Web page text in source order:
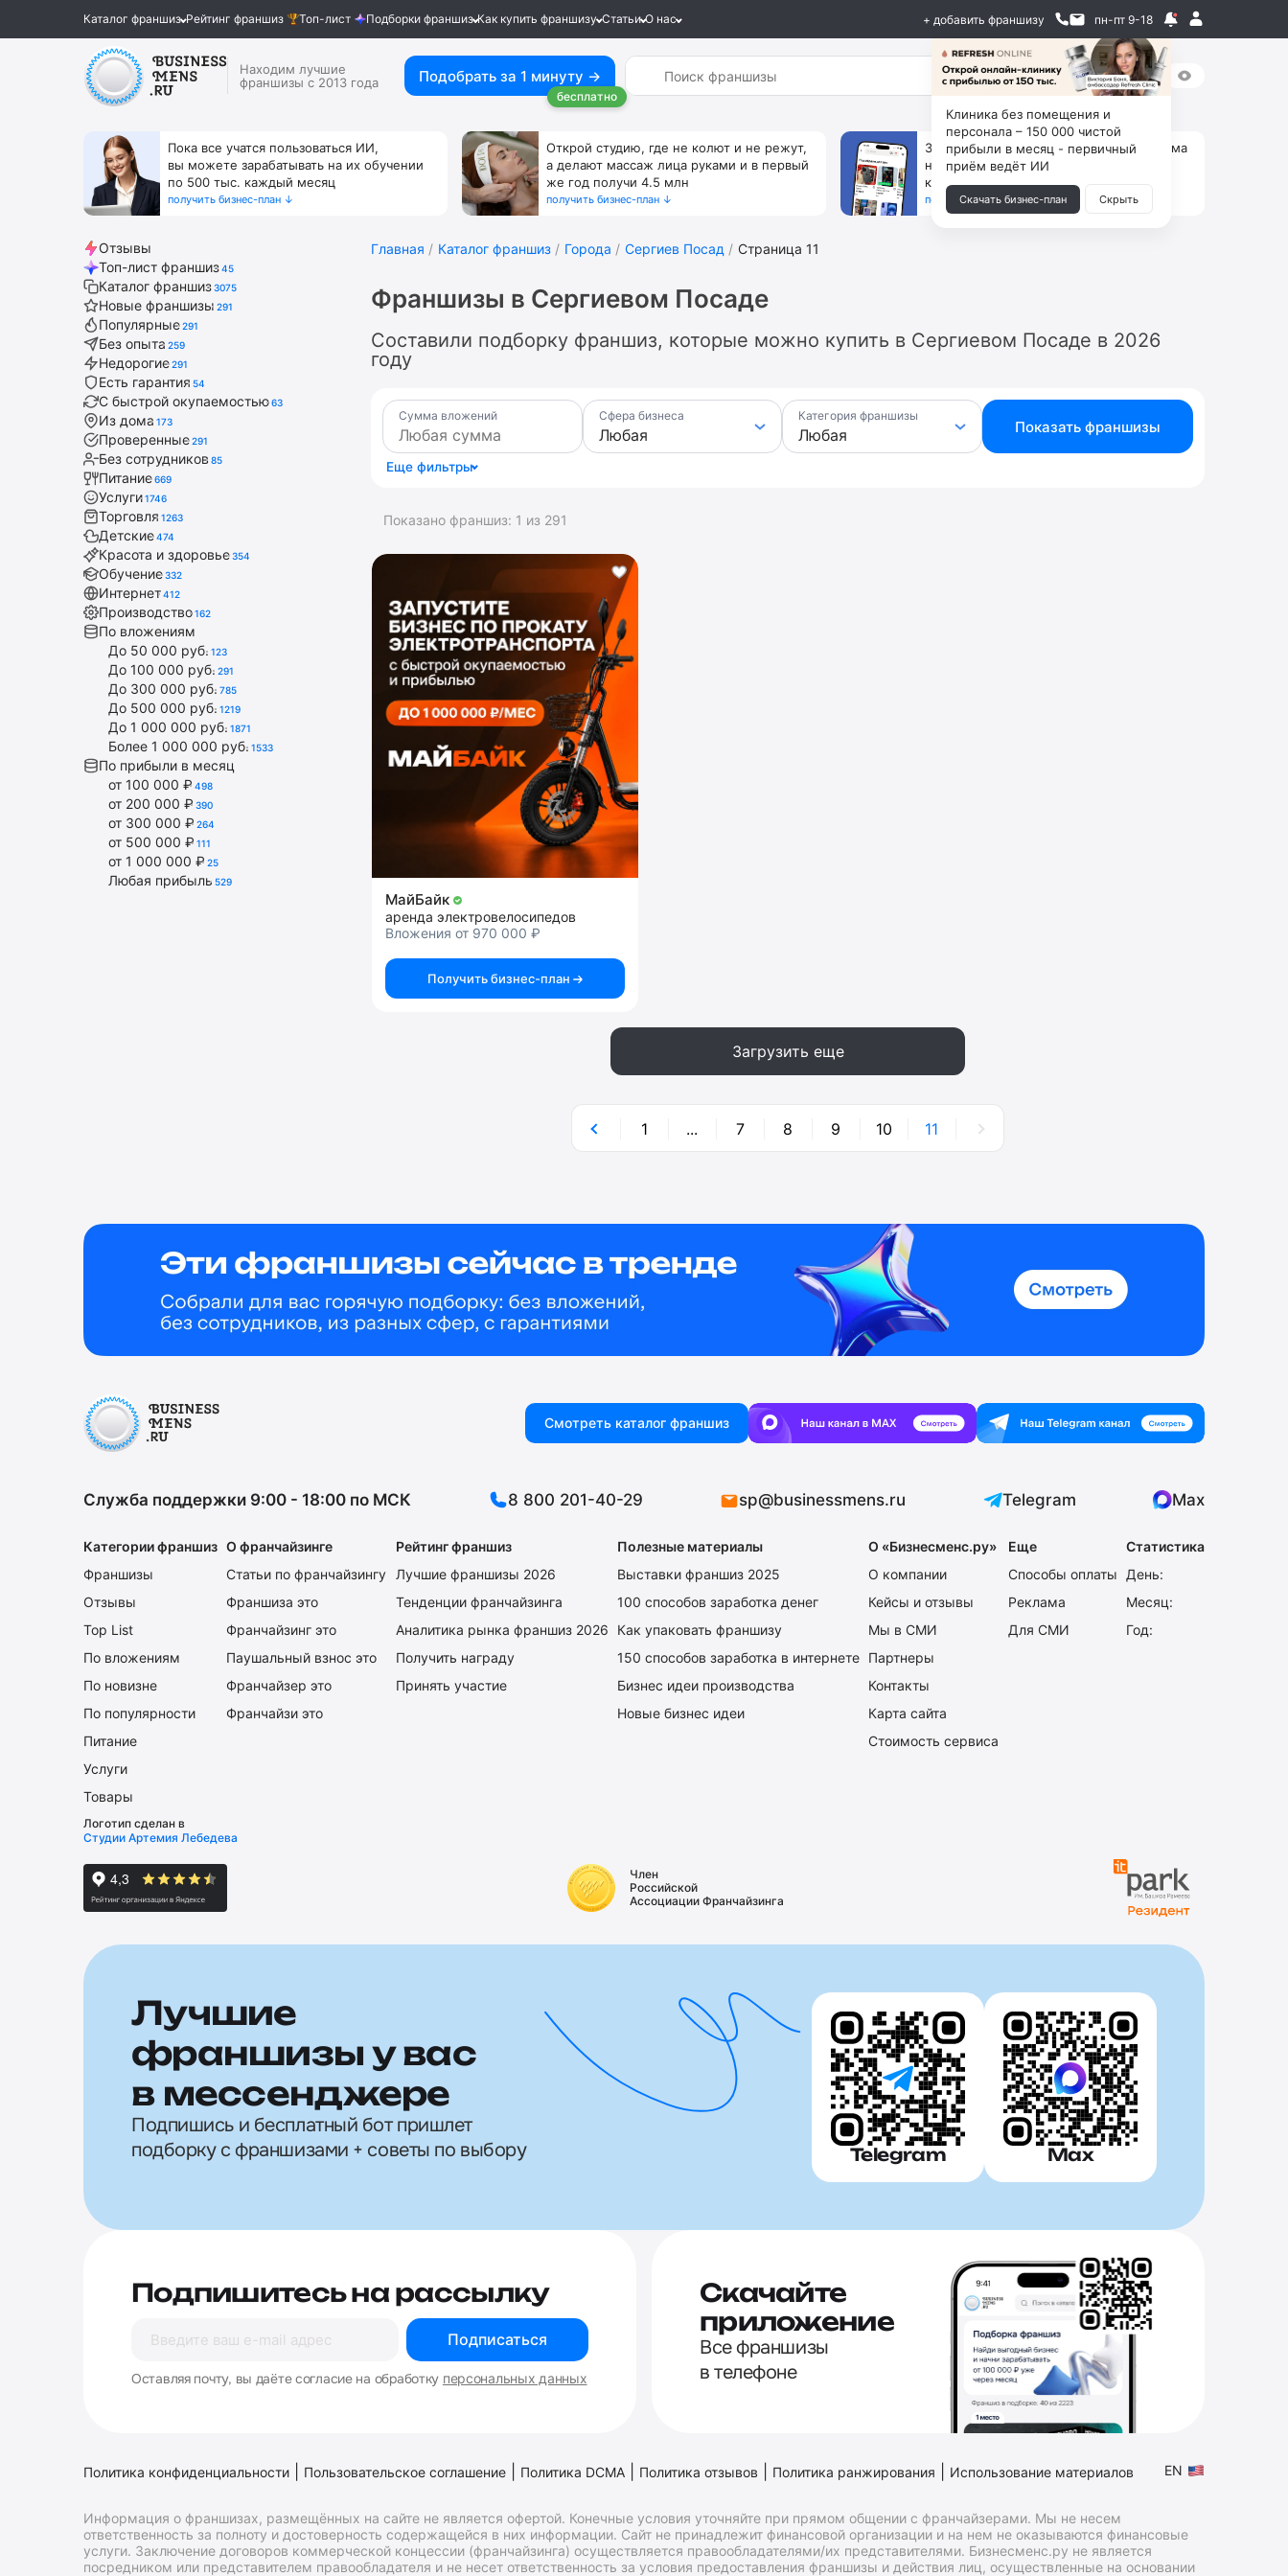
Каталог франшиз Рейтинг франшиз Топ-лист Подборки франшиз Как купить франшизу Статьи О нас + добавить франшизу пн-пт 9-18
Находим лучшие
франшизы с 2013 года
Подобрать за 1 минуту →
бесплатно
Пока все учатся пользоваться ИИ,
вы можете зарабатывать на их обучении
по 500 тыс. каждый месяц
получить бизнес-план ↓
Открой студию, где не колют и не режут,
а делают массаж лица руками и в первый
же год получи 4.5 млн
получить бизнес-план ↓
За 90 тыс. открой магазин на Авито, дома
ни коробок, ни товара, ни склада, зато
каждый месяц +125 тыс. чистыми
получить бизнес-план ↓
Отзывы
Топ-лист франшиз45
Каталог франшиз3075
Новые франшизы 291
Популярные291
Без опыта 259
Недорогие291
Есть гарантия 54
С быстрой окупаемостью63
Из дома 173
Проверенные291
Без сотрудников 85
Питание669
Услуги1746
Торговля 1263
Детские474
Красота и здоровье354
Обучение332
Интернет412
Производство162
По вложениям
До 50 000 руб. 123
До 100 000 руб. 291
До 300 000 руб. 785
До 500 000 руб. 1219
До 1 000 000 руб. 1871
Более 1 000 000 руб. 1533
По прибыли в месяц
от 100 000 ₽ 498
от 200 000 ₽ 390
от 300 000 ₽ 264
от 500 000 ₽ 111
от 1 000 000 ₽ 25
Любая прибыль 529
Главная Каталог франшиз Города Сергиев Посад Страница 11
Франшизы в Сергиевом Посаде
Составили подборку франшиз, которые можно купить в Сергиевом Посаде в 2026
году
Сумма вложений Сфера бизнеса Категория франшизы
Показать франшизы
Еще фильтры
Показано франшиз: 1 из 291
МайБайк
аренда электровелосипедов
Вложения от 970 000 ₽
Получить бизнес-план
Загрузить еще
1 ... 7 8 9 10 11
Клиника без помещения и
персонала – 150 000 чистой
прибыли в месяц - первичный
приём ведёт ИИ
Скачать бизнес-план Скрыть
Смотреть каталог франшиз
Служба поддержки 9:00 - 18:00 по МСК 8 800 201-40-29 sp@businessmens.ru Telegram Max
Категории франшиз
Франшизы
Отзывы
Top List
По вложениям
По новизне
По популярности
Питание
Услуги
Товары
О франчайзинге
Статьи по франчайзингу
Франшиза это
Франчайзинг это
Паушальный взнос это
Франчайзер это
Франчайзи это
Рейтинг франшиз
Лучшие франшизы 2026
Тенденции франчайзинга
Аналитика рынка франшиз 2026
Получить награду
Принять участие
Полезные материалы
Выставки франшиз 2025
100 способов заработка денег
Как упаковать франшизу
150 способов заработка в интернете
Бизнес идеи производства
Новые бизнес идеи
О «Бизнесменс.ру»
О компании
Кейсы и отзывы
Мы в СМИ
Партнеры
Контакты
Карта сайта
Стоимость сервиса
Еще
Способы оплаты
Реклама
Для СМИ
Статистика
День:
Месяц:
Год:
Логотип сделан в
Студии Артемия Лебедева
Член
Российской
Ассоциации Франчайзинга
Лучшие
франшизы у вас
в мессенджере
Подпишись и бесплатный бот пришлет
подборку с франшизами + советы по выбору
Telegram Max
Подпишитесь на рассылку
Подписаться
Оставляя почту, вы даёте согласие на обработку персональных данных
Скачайте
приложение
Все франшизы
в телефоне
Политика конфиденциальности Пользовательское соглашение Политика DCMA Политика отзывов Политика ранжирования Использование материалов EN
Информация о франшизах, размещённых на сайте не является офертой. Конечные условия уточняйте при прямом общении с франчайзерами. Мы не несем
ответственность за полноту и достоверность содержащейся в них информации. Сайт не принадлежит финансовой организации и на нем не оказываются финансовые
услуги. Заключение договоров коммерческой концессии (франчайзинга) осуществляется правообладателями/их представителями. Бизнесменс.ру не является
посредником или представителем правообладателя и не несет ответственность за условия предоставления франшизы и действия лиц, осуществленные на основании